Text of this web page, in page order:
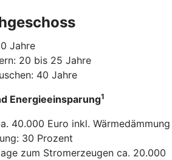
Jahre
20 bis 25 Jahre
40 Jahre
Energieeinsparung1
40.000 Euro inkl. Wärmedämmung
30 Prozent
zum Stromerzeugen ca. 20.000